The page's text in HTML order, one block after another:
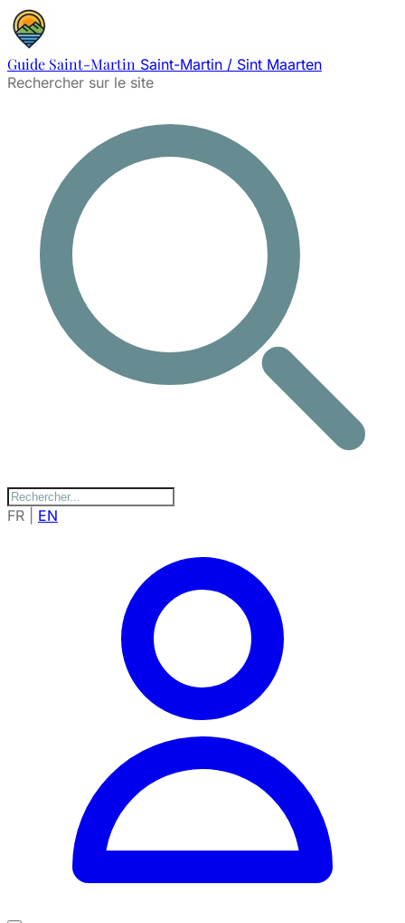
Guide Saint-Martin Saint-Martin / Sint Maarten
Rechercher sur le site
FR EN